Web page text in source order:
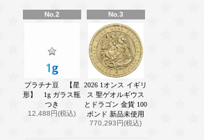
No.2
プラチナ豆 【星
形】 1g ガラス瓶
つき
12,488円(税込)
No.3
2026 1オンス イギリ
ス 聖ゲオルギウス
とドラゴン 金貨 100
ポンド 新品未使用
770,293円(税込)